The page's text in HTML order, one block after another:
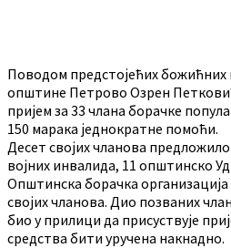
Поводом предстојећих божићних
општине Петрово Озрен
пријем за 33 члана борачке
150 марака једнократне помоћи.
Десет својих чланова
војних инвалида, 11 општинско
Општинска борачка
својих чланова. Дио позваних
био у прилици да присуствује
средства бити уручена накнадно.